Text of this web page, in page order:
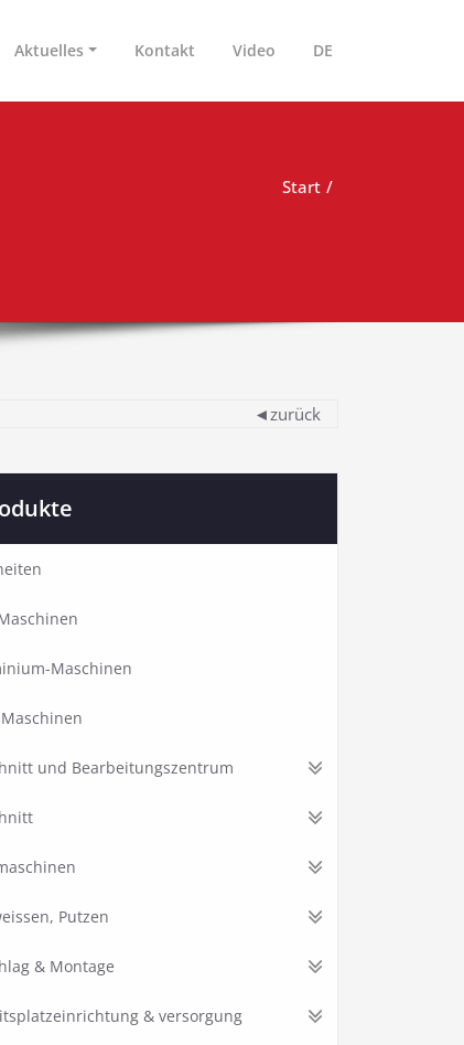
Aktuelles Kontakt Video DE
Start
◄zurück
Maschinen
und Bearbeitungszentrum
Putzen
& Montage
& versorgung